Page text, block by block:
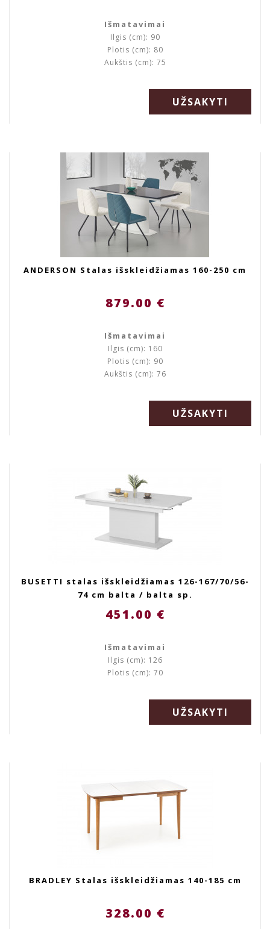
Išmatavimai
Ilgis (cm): 90
Plotis (cm): 80
Aukštis (cm): 75
UŽSAKYTI
ANDERSON Stalas išskleidžiamas 160-250 cm
879.00 €
Išmatavimai
Ilgis (cm): 160
Plotis (cm): 90
Aukštis (cm): 76
UŽSAKYTI
BUSETTI stalas išskleidžiamas 126-167/70/56-
74 cm balta / balta sp.
451.00 €
Išmatavimai
Ilgis (cm): 126
Plotis (cm): 70
UŽSAKYTI
BRADLEY Stalas išskleidžiamas 140-185 cm
328.00 €